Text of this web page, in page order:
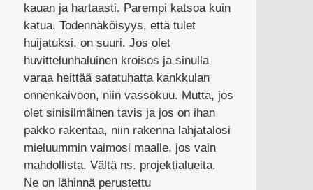
kauan ja hartaasti. Parempi katsoa kuin
katua. Todennäköisyys, että tulet
huijatuksi, on suuri. Jos olet
huvittelunhaluinen kroisos ja sinulla
varaa heittää satatuhatta kankkulan
onnenkaivoon, niin vassokuu. Mutta, jos
olet sinisilmäinen tavis ja jos on ihan
pakko rakentaa, niin rakenna lahjatalosi
mieluummin vaimosi maalle, jos vain
mahdollista. Vältä ns. projektialueita.
Ne on lähinnä perustettu